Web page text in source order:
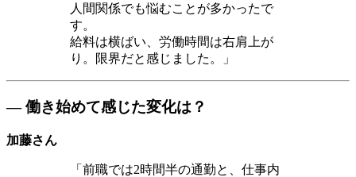
人間関係でも悩むことが多かったで
す。
給料は横ばい、労働時間は右肩上が
り。限界だと感じました。」
― 働き始めて感じた変化は？
加藤さん
「前職では2時間半の通勤と、仕事内